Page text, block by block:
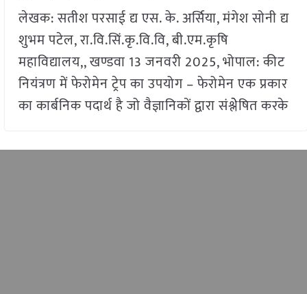
लेखक: सतीश परसाई द्य एस. के. अर्सिया, मंगेश सोनी द्य
शुभम पटेल, रा.वि.सिं.कृ.वि.वि, बी.एम.कृषि
महाविद्यालय,, खण्डवा 13 जनवरी 2025, भोपाल: कीट
नियंत्रण में फेरोमेन ट्रेप का उपयोग – फेरोमेन एक प्रकार
का कार्बनिक पदार्थ है जो वैज्ञानिकों द्वारा संश्लेेषित करके